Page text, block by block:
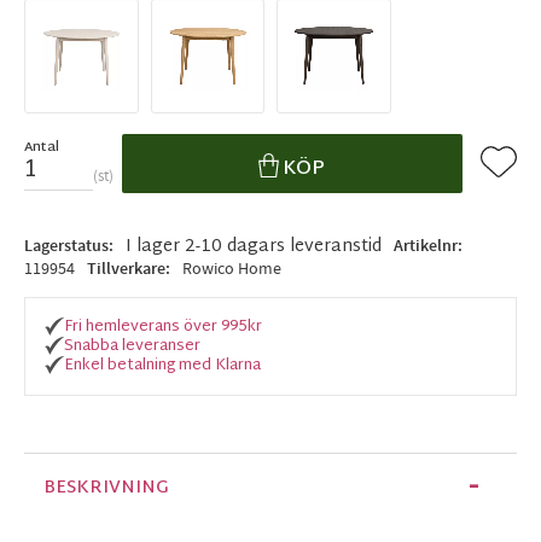
Antal
st KÖP Lägg
Lagerstatus I lager 2-10 dagars leveranstid Artikelnr
119954 Tillverkare Rowico Home
Fri hemleverans över 995kr
Snabba leveranser
Enkel betalning med Klarna
BESKRIVNING